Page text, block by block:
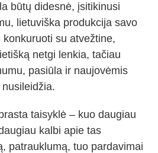
būtų didesnė, įsitikinusi
lietuviška produkcija savo
su atvežtine,
netgi lenkia, tačiau
pasiūla ir naujovėmis
taisyklė – kuo daugiau
kalbi apie tas
patrauklumą, tuo pardavimai